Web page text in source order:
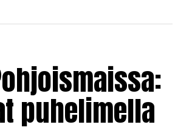
puhelimella